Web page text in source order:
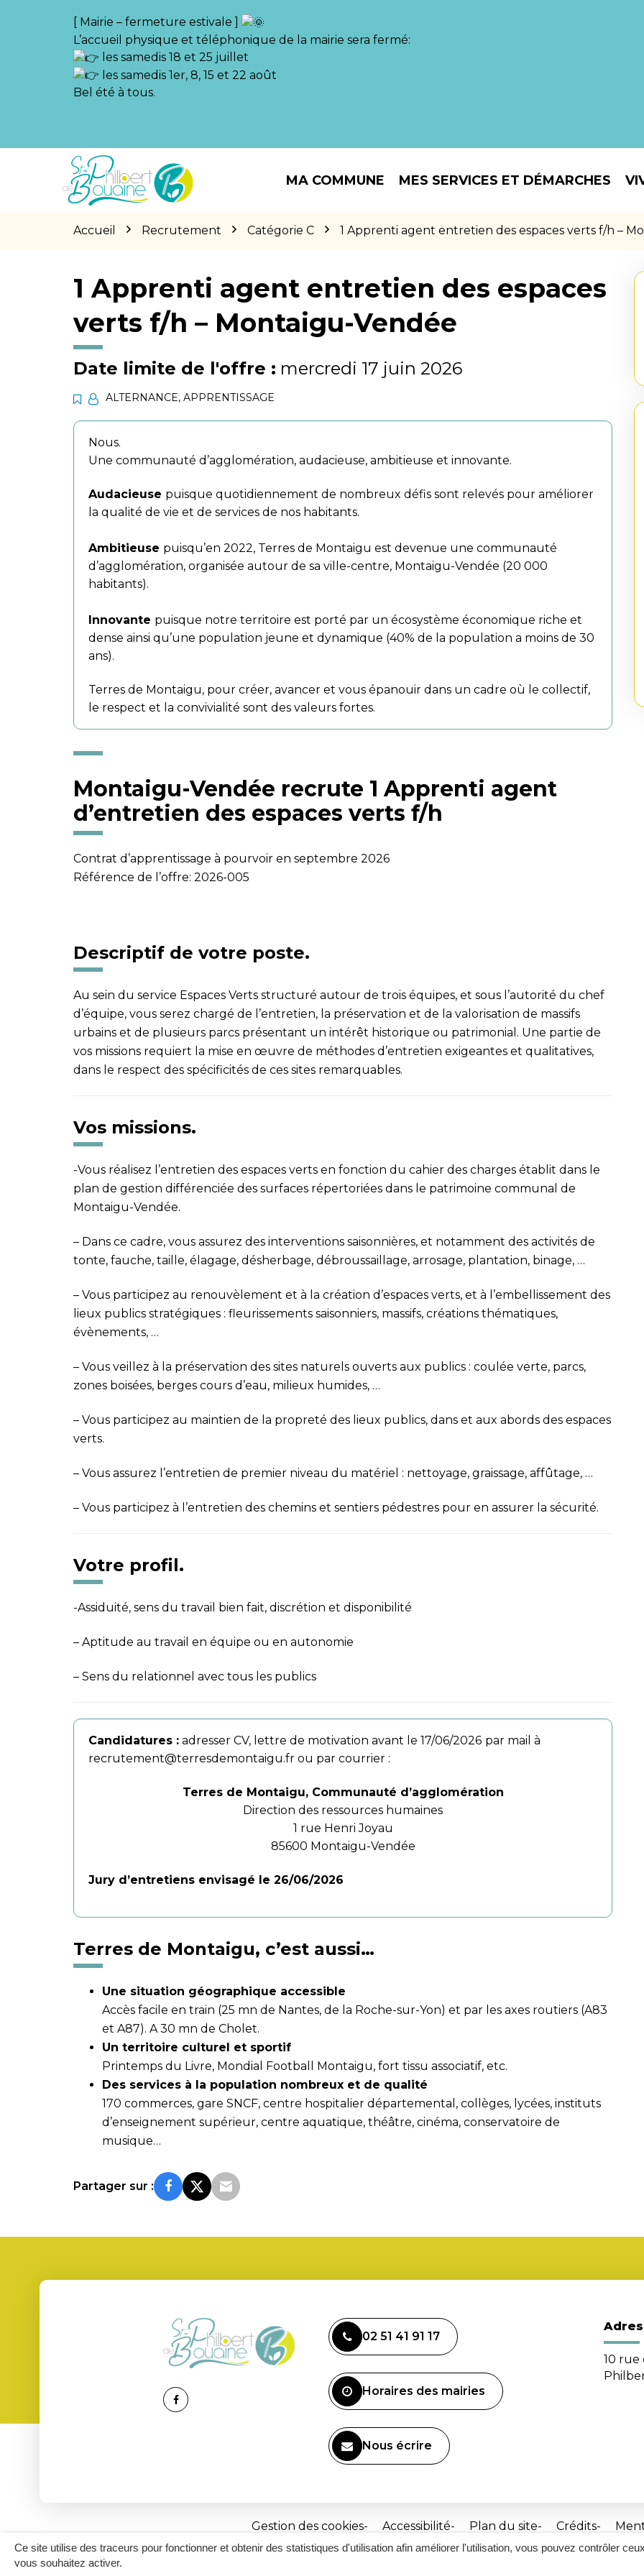
Ce site utilise des traceurs pour fonctionner et obtenir des statistiques d'utilisation afin améliorer l'utilisation, vous pouvez contrôler
vous souhaitez activer.
[ Mairie – fermeture estivale ]
L’accueil physique et téléphonique de la mairie sera fermé:
les samedis 18 et 25 juillet
les samedis 1er, 8, 15 et 22 août
Bel été à tous.
MA COMMUNE MES SERVICES ET DÉMARCHES
Accueil Recrutement Catégorie C 1 Apprenti agent entretien des espaces verts f/h –
1 Apprenti agent entretien des espaces
verts f/h – Montaigu-Vendée
Date limite de l'offre : mercredi 17 juin 2026
ALTERNANCE, APPRENTISSAGE
Nous.
Une communauté d’agglomération, audacieuse, ambitieuse et innovante.
Audacieuse puisque quotidiennement de nombreux défis sont relevés pour améliorer
la qualité de vie et de services de nos habitants.
Ambitieuse puisqu’en 2022, Terres de Montaigu est devenue une communauté
d’agglomération, organisée autour de sa ville-centre, Montaigu-Vendée (20 000
habitants).
Innovante puisque notre territoire est porté par un écosystème économique riche et
dense ainsi qu’une population jeune et dynamique (40% de la population a moins de 30
ans).
Terres de Montaigu, pour créer, avancer et vous épanouir dans un cadre où le collectif,
le respect et la convivialité sont des valeurs fortes.
Montaigu-Vendée recrute 1 Apprenti agent
d’entretien des espaces verts f/h
Contrat d’apprentissage à pourvoir en septembre 2026
Référence de l’offre: 2026-005
Descriptif de votre poste.
Au sein du service Espaces Verts structuré autour de trois équipes, et sous l’autorité du chef
d’équipe, vous serez chargé de l’entretien, la préservation et de la valorisation de massifs
urbains et de plusieurs parcs présentant un intérêt historique ou patrimonial. Une partie de
vos missions requiert la mise en œuvre de méthodes d’entretien exigeantes et qualitatives,
dans le respect des spécificités de ces sites remarquables.
Vos missions.
-Vous réalisez l’entretien des espaces verts en fonction du cahier des charges établit dans le
plan de gestion différenciée des surfaces répertoriées dans le patrimoine communal de
Montaigu-Vendée.
– Dans ce cadre, vous assurez des interventions saisonnières, et notamment des activités de
tonte, fauche, taille, élagage, désherbage, débroussaillage, arrosage, plantation, binage, …
– Vous participez au renouvèlement et à la création d’espaces verts, et à l’embellissement des
lieux publics stratégiques : fleurissements saisonniers, massifs, créations thématiques,
évènements, …
– Vous veillez à la préservation des sites naturels ouverts aux publics : coulée verte, parcs,
zones boisées, berges cours d’eau, milieux humides, …
– Vous participez au maintien de la propreté des lieux publics, dans et aux abords des espaces
verts.
– Vous assurez l’entretien de premier niveau du matériel : nettoyage, graissage, affûtage, …
– Vous participez à l’entretien des chemins et sentiers pédestres pour en assurer la sécurité.
Votre profil.
-Assiduité, sens du travail bien fait, discrétion et disponibilité
– Aptitude au travail en équipe ou en autonomie
– Sens du relationnel avec tous les publics
Candidatures : adresser CV, lettre de motivation avant le 17/06/2026 par mail à
recrutement@terresdemontaigu.fr ou par courrier :
Terres de Montaigu, Communauté d’agglomération
Direction des ressources humaines
1 rue Henri Joyau
85600 Montaigu-Vendée
Jury d’entretiens envisagé le 26/06/2026
Terres de Montaigu, c’est aussi…
Une situation géographique accessible
Accès facile en train (25 mn de Nantes, de la Roche-sur-Yon) et par les axes routiers (A83
et A87). A 30 mn de Cholet.
Un territoire culturel et sportif
Printemps du Livre, Mondial Football Montaigu, fort tissu associatif, etc.
Des services à la population nombreux et de qualité
170 commerces, gare SNCF, centre hospitalier départemental, collèges, lycées, instituts
d’enseignement supérieur, centre aquatique, théâtre, cinéma, conservatoire de
musique…
Partager sur :
Lien
02 51 41 91 17
Horaires des mairies
Nous écrire
10 rue
Gestion des cookies Accessibilité Plan du site Crédits